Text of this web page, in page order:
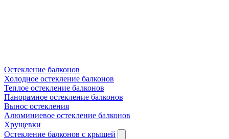
Остекление балконов
Холодное остекление балконов
Теплое остекление балконов
Панорамное остекление балконов
Вынос остекления
Алюминиевое остекление балконов
Хрущевки
Остекление балконов с крышей